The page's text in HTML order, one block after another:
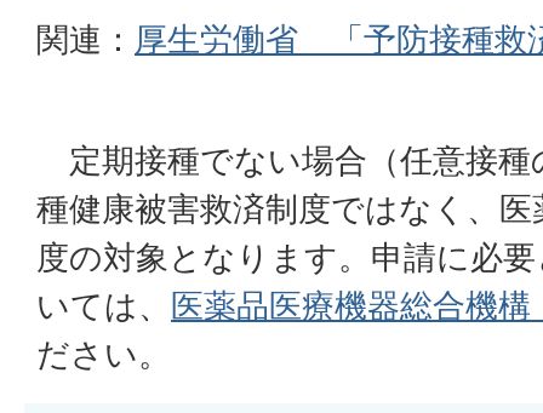
関連： 厚生労働省 「予防接種救
定期接種でない場合（任意接種
種健康被害救済制度ではなく、
度の対象となります。申請に必
いては、 医薬品医療機器総合機構
ださい。